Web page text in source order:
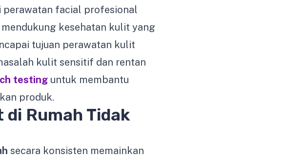
perawatan facial profesional
mendukung kesehatan kulit yang
tujuan perawatan kulit
kulit sensitif dan rentan
testing untuk membantu
produk.
Rumah Tidak
secara konsisten memainkan